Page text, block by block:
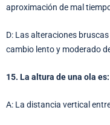
aproximación de mal
D: Las alteraciones
cambio lento y moderado
15. La altura de una ola es:
A: La distancia vertical